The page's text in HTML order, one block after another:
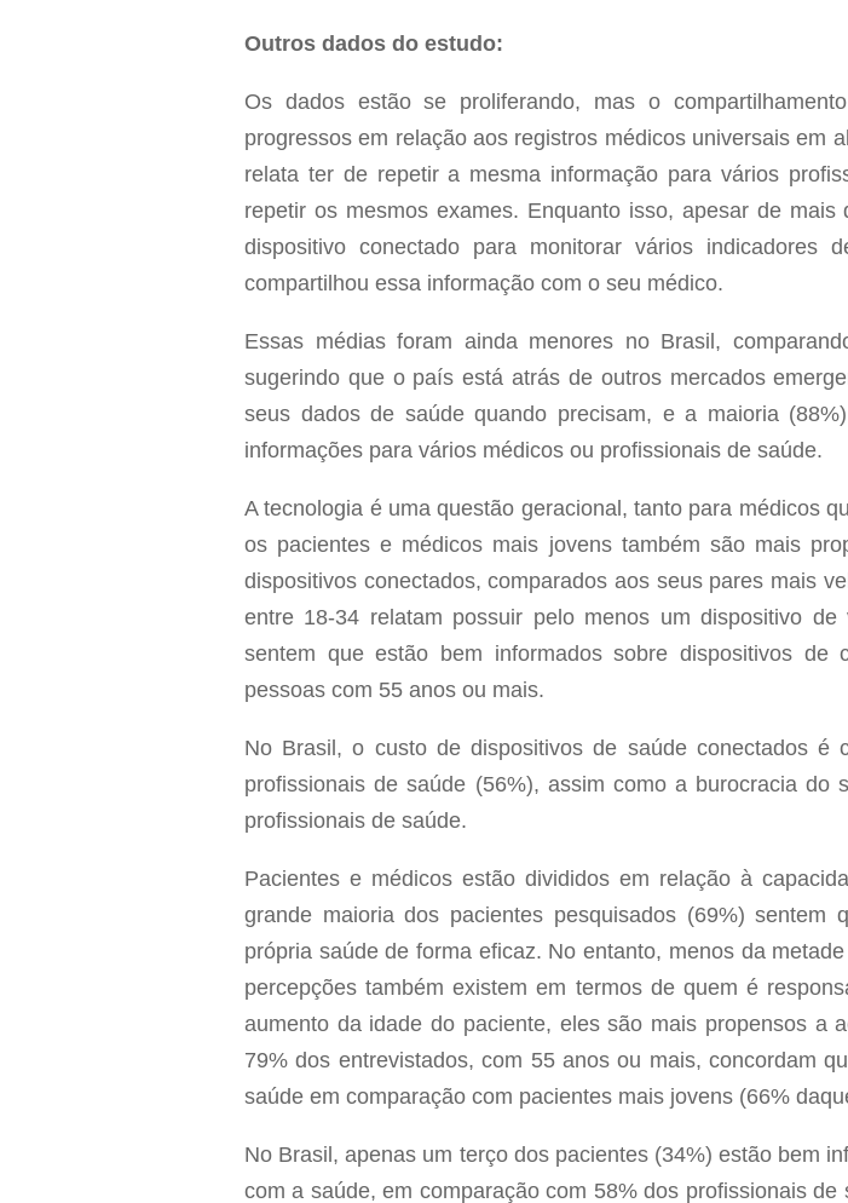
Outros dados do estudo:
Os dados estão se proliferando, mas o
progressos em relação aos registros médicos universais em
relata ter de repetir a mesma informação para vários
repetir os mesmos exames. Enquanto isso, apesar de
dispositivo conectado para monitorar vários
compartilhou essa informação com o seu médico.
Essas médias foram ainda menores no Brasil,
sugerindo que o país está atrás de outros mercados
seus dados de saúde quando precisam, e a maioria
informações para vários médicos ou profissionais de saúde.
A tecnologia é uma questão geracional, tanto para médicos
os pacientes e médicos mais jovens também são mais
dispositivos conectados, comparados aos seus pares mais
entre 18-34 relatam possuir pelo menos um dispositivo
sentem que estão bem informados sobre dispositivos
pessoas com 55 anos ou mais.
No Brasil, o custo de dispositivos de saúde conectados é
profissionais de saúde (56%), assim como a burocracia
profissionais de saúde.
Pacientes e médicos estão divididos em relação à
grande maioria dos pacientes pesquisados (69%)
própria saúde de forma eficaz. No entanto, menos da
percepções também existem em termos de quem é
aumento da idade do paciente, eles são mais propensos a
79% dos entrevistados, com 55 anos ou mais, concordam
saúde em comparação com pacientes mais jovens (66%
No Brasil, apenas um terço dos pacientes (34%) estão bem
com a saúde, em comparação com 58% dos profissionais